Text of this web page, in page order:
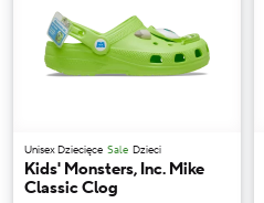
Unisex Dziecięce Sale Dzieci
Kids' Monsters, Inc. Mike
Classic Clog